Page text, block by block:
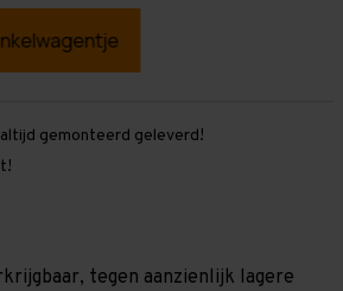
gemonteerd geleverd!
tegen aanzienlijk lagere